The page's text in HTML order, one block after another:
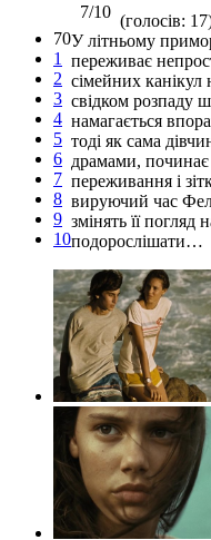
70
1
2
3
4
5
6
7
8
9
10
7/10 (голосів:
У літньому
переживає
сімейних канікул
свідком розпаду
намагається
тоді як сама
драмами, починає
переживання і
вируючий час
змінять її погляд
подорослішати…